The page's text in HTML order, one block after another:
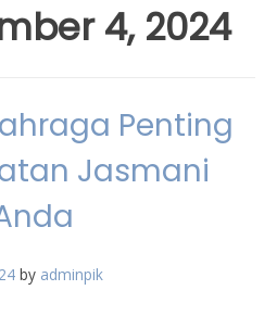
4, 2024
Penting
Jasmani
by adminpik